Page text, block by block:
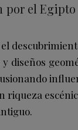
el Egipto
diseños
riqueza